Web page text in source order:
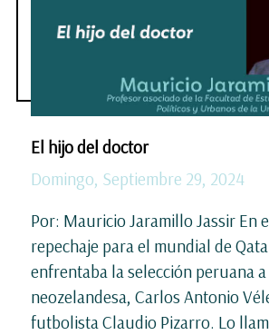
El hijo del doctor
Domingo, Septiembre 29, 2024
Por: Mauricio Jaramillo Jassir En
repechaje para el mundial de
enfrentaba la selección peruana
neozelandesa, Carlos Antonio
futbolista Claudio Pizarro. Lo